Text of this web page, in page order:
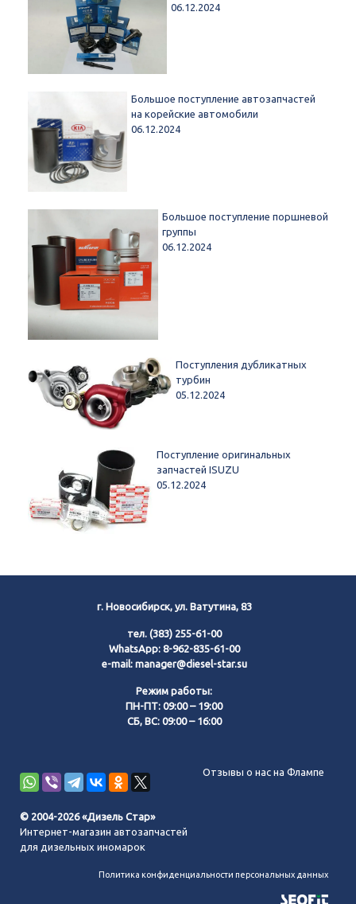
06.12.2024
Большое поступление автозапчастей
на корейские автомобили
06.12.2024
Большое поступление поршневой
группы
06.12.2024
Поступления дубликатных
турбин
05.12.2024
Поступление оригинальных
запчастей ISUZU
05.12.2024
г. Новосибирск, ул. Ватутина, 83
тел. (383) 255-61-00
WhatsApp: 8-962-835-61-00
e-mail: manager@diesel-star.su
Режим работы:
ПН-ПТ: 09:00 – 19:00
СБ, ВС: 09:00 – 16:00
Отзывы о нас на Флампе
© 2004-2026 «Дизель Стар»
Интернет-магазин автозапчастей
для дизельных иномарок
Политика конфиденциальности персональных данных